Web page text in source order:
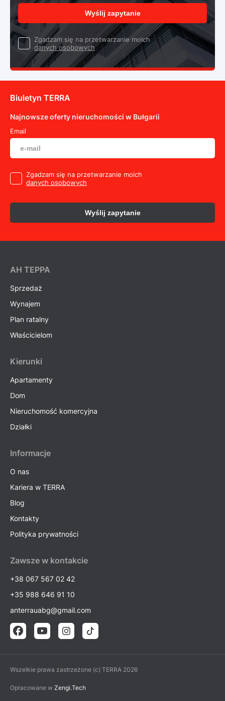
Wyślij zapytanie
Zgadzam się na przetwarzanie moich
danych osobowych
Biuletyn TERRA
Najnowsze oferty nieruchomości w Bułgarii
Email
Zgadzam się na przetwarzanie moich
danych osobowych
Wyślij zapytanie
AH ТEPPA
Sprzedaż
Wynajem
Plan ratalny
Właścicielom
Kierunki
Apartamenty
Dom
Nieruchomość komercyjna
Działki
Informacje
O nas
Kariera w TERRA
Blog
Kontakty
Polityka prywatności
Zawsze w kontakcie
+38 067 567 02 42
+35 988 646 91 10
anterrauabg@gmail.com
Wszelkie prawa zastrzeżone (c) TERRA 2026
Opracowane w Zengi.Tech